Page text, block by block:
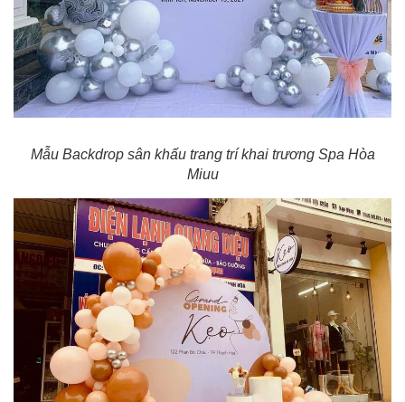
Mẫu Backdrop sân khấu trang trí khai trương Spa Hòa
Miuu